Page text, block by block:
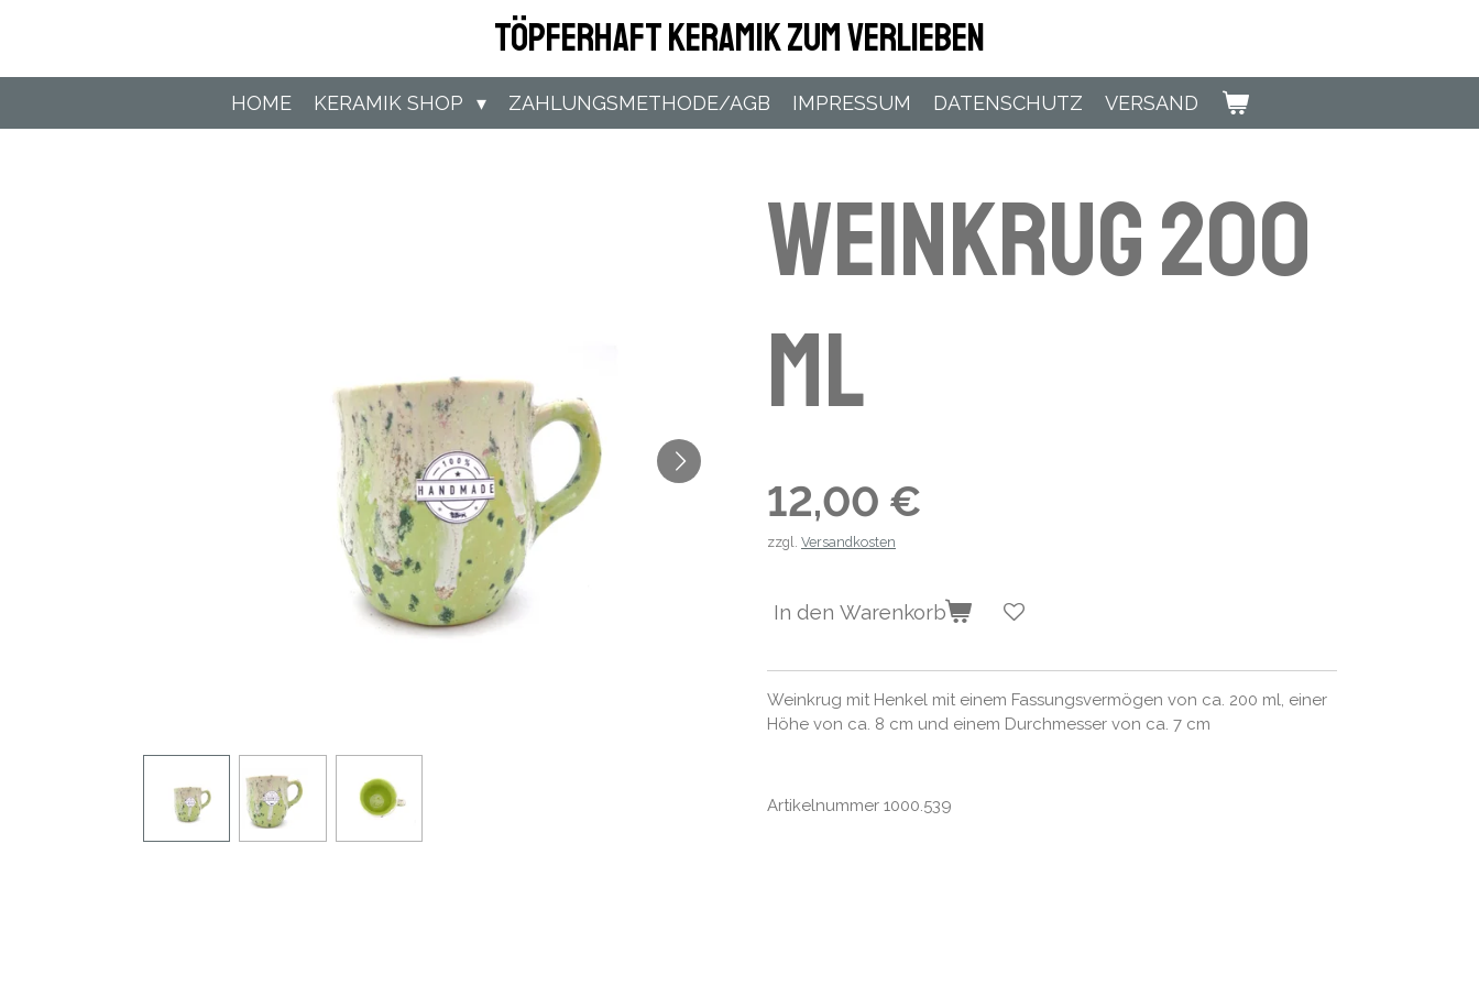
Töpferhaft Keramik zum Verlieben
HOME KERAMIK SHOP ZAHLUNGSMETHODE/AGB IMPRESSUM DATENSCHUTZ VERSAND
Weinkrug 200
ml
12,00 €
zzgl. Versandkosten
In den Warenkorb
Weinkrug mit Henkel mit einem Fassungsvermögen von ca. 200 ml, einer
Höhe von ca. 8 cm und einem Durchmesser von ca. 7 cm
Artikelnummer 1000.539